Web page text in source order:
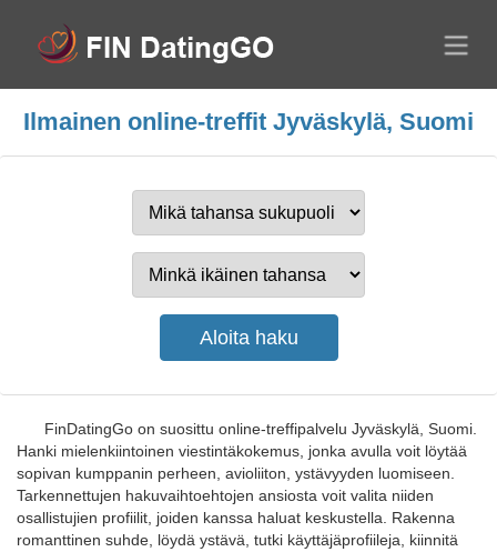
Ilmainen online-treffit Jyväskylä, Suomi
FinDatingGo on suosittu online-treffipalvelu Jyväskylä, Suomi.
Hanki mielenkiintoinen viestintäkokemus, jonka avulla voit löytää
sopivan kumppanin perheen, avioliiton, ystävyyden luomiseen.
Tarkennettujen hakuvaihtoehtojen ansiosta voit valita niiden
osallistujien profiilit, joiden kanssa haluat keskustella. Rakenna
romanttinen suhde, löydä ystävä, tutki käyttäjäprofiileja, kiinnitä